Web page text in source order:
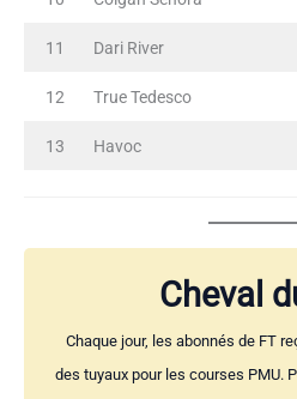
11 Dari River
12 True Tedesco
13 Havoc
Cheval
Chaque jour, les abonnés de FT
des tuyaux pour les courses PMU.